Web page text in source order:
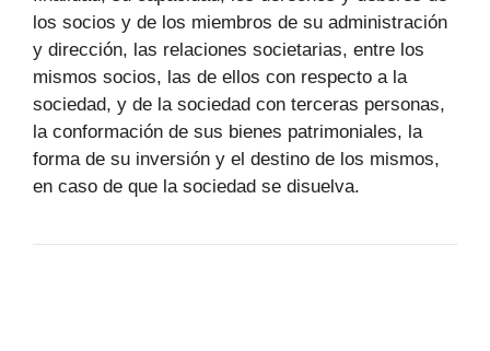
los socios y de los miembros de su administración
y dirección, las relaciones societarias, entre los
mismos socios, las de ellos con respecto a la
sociedad, y de la sociedad con terceras personas,
la conformación de sus bienes patrimoniales, la
forma de su inversión y el destino de los mismos,
en caso de que la sociedad se disuelva.